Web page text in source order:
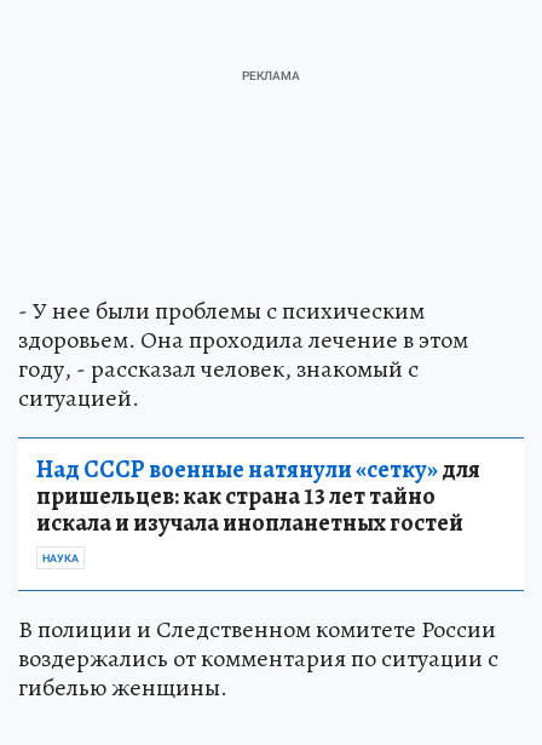
- У нее были проблемы с психическим
здоровьем. Она проходила лечение в этом
году, - рассказал человек, знакомый с
ситуацией.
Над СССР военные натянули «сетку»для
пришельцев: как страна 13 лет тайно
искала и изучала инопланетных гостей
НАУКА
В полиции и Следственном комитете России
воздержались от комментария по ситуации с
гибелью женщины.